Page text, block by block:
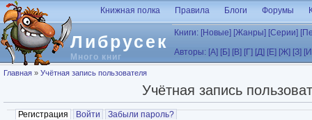
Перейти к основному содержанию
Либрусек
Много книг
Книжная полка Правила Блоги Форумы
Книги: [Новые] [Жанры] [Серии]
Авторы: [А] [Б] [В] [Г] [Д] [Е] [Ж] [З]
Вы здесь
Главная » Учётная запись пользователя
Учётная запись
Главные вкладки
Регистрация (активная вкладка)
Войти Забыли пароль?